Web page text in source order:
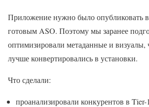
Приложение нужно было опубликовать в
готовым ASO. Поэтому мы заранее
оптимизировали метаданные и
лучше конвертировались в установки.
Что сделали:
проанализировали конкурентов в